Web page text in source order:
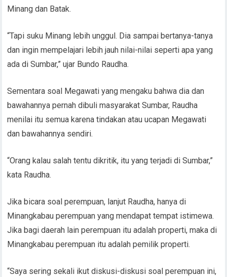
Minang dan Batak.
“Tapi suku Minang lebih unggul. Dia sampai bertanya-tanya
dan ingin mempelajari lebih jauh nilai-nilai seperti apa yang
ada di Sumbar,” ujar Bundo Raudha.
Sementara soal Megawati yang mengaku bahwa dia dan
bawahannya pernah dibuli masyarakat Sumbar, Raudha
menilai itu semua karena tindakan atau ucapan Megawati
dan bawahannya sendiri.
“Orang kalau salah tentu dikritik, itu yang terjadi di Sumbar,”
kata Raudha.
Jika bicara soal perempuan, lanjut Raudha, hanya di
Minangkabau perempuan yang mendapat tempat istimewa.
Jika bagi daerah lain perempuan itu adalah properti, maka di
Minangkabau perempuan itu adalah pemilik properti.
“Saya sering sekali ikut diskusi-diskusi soal perempuan ini,